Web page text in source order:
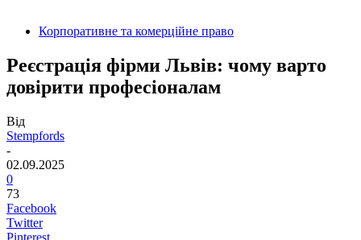
Корпоративне та комерційне право
Реєстрація фірми Львів: чому варто
довірити професіоналам
Від
Stempfords
-
02.09.2025
0
73
Facebook
Twitter
Pinterest